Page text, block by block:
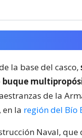
la base del casco,
buque
de la
, en la región del Bío
Naval,